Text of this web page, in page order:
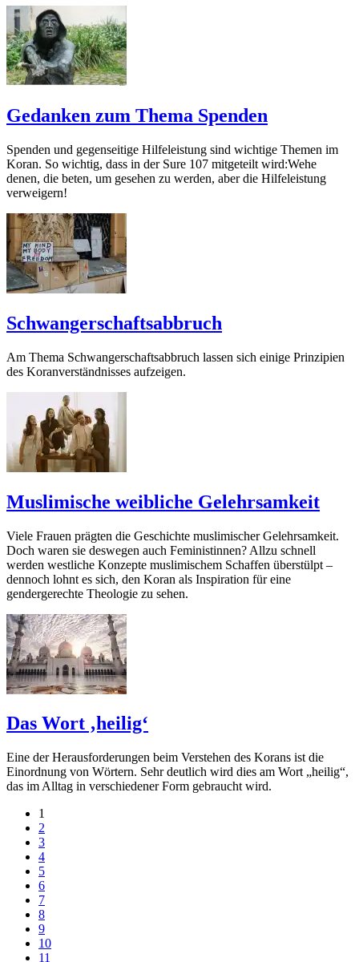
Gedanken zum Thema Spenden
Spenden und gegenseitige Hilfeleistung sind wichtige Themen im
Koran. So wichtig, dass in der Sure 107 mitgeteilt wird:Wehe
denen, die beten, um gesehen zu werden, aber die Hilfeleistung
verweigern!
Schwangerschaftsabbruch
Am Thema Schwangerschaftsabbruch lassen sich einige Prinzipien
des Koranverständnisses aufzeigen.
Muslimische weibliche Gelehrsamkeit
Viele Frauen prägten die Geschichte muslimischer Gelehrsamkeit.
Doch waren sie deswegen auch Feministinnen? Allzu schnell
werden westliche Konzepte muslimischem Schaffen überstülpt –
dennoch lohnt es sich, den Koran als Inspiration für eine
gendergerechte Theologie zu sehen.
Das Wort ‚heilig‘
Eine der Herausforderungen beim Verstehen des Korans ist die
Einordnung von Wörtern. Sehr deutlich wird dies am Wort „heilig“,
das im Alltag in verschiedener Form gebraucht wird.
1
2
3
4
5
6
7
8
9
10
11